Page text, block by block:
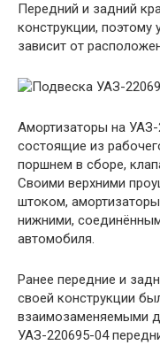
Передний и задний
конструкции, поэтому
зависит от
Амортизаторы на УАЗ-
состоящие из
поршнем в сборе,
Своими верхними
штоком,
нижними,
автомобиля.
Ранее передние и
своей конструкции
взаимозаменяемыми
УАЗ-220695-04